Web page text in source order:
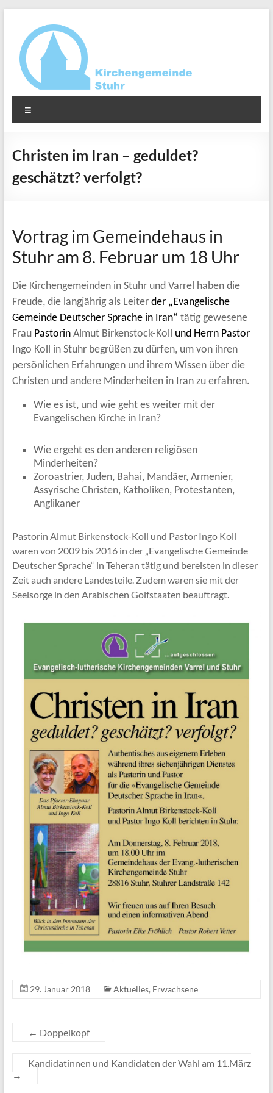
springen
Ev.-
luth.
Kirchengemeinde
Stuhr
Christen im Iran – geduldet?
geschätzt? verfolgt?
Vortrag im Gemeindehaus in
Stuhr am 8. Februar um 18 Uhr
Die Kirchengemeinden in Stuhr und Varrel haben die
Freude, die langjährig als Leiterder „Evangelische
Gemeinde Deutscher Sprache in Iran“ tätig gewesene
Frau Pastorin Almut Birkenstock-Koll und Herrn Pastor
Ingo Koll in Stuhr begrüßen zu dürfen, um von ihren
persönlichen Erfahrungen und ihrem Wissen über die
Christen und andere Minderheiten in Iran zu erfahren.
Wie es ist, und wie geht es weiter mit der
Evangelischen Kirche in Iran?
Wie ergeht es den anderen religiösen
Minderheiten?
Zoroastrier, Juden, Bahai, Mandäer, Armenier,
Assyrische Christen, Katholiken, Protestanten,
Anglikaner
Pastorin Almut Birkenstock-Koll und Pastor Ingo Koll
waren von 2009 bis 2016 in der „Evangelische Gemeinde
Deutscher Sprache“ in Teheran tätig und bereisten in dieser
Zeit auch andere Landesteile. Zudem waren sie mit der
Seelsorge in den Arabischen Golfstaaten beauftragt.
29. Januar 2018 Aktuelles, Erwachsene
← Doppelkopf
Kandidatinnen und Kandidaten der Wahl am 11.März
→